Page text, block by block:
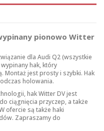
pionowo Witter
dla Audi Q2 (wszystkie
hak, który
Montaż jest prosty i szybki. Hak
holowania.
hak Witter DV jest
ciągnięcia przyczep, a także
ofercie są także haki
Zapraszamy do